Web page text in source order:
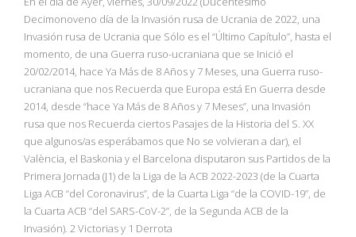
Decimonoveno día de la Invasión rusa de Ucrania de 2022, una
Invasión rusa de Ucrania que Sólo es el “Último Capítulo”, hasta el
momento, de una Guerra ruso-ucraniana que se Inició el
20/02/2014, hace Ya Más de 8 Años y 7 Meses, una Guerra ruso-
ucraniana que nos Recuerda que Europa está En Guerra desde
2014, desde “hace Ya Más de 8 Años y 7 Meses”, una Invasión
rusa que nos Recuerda ciertos Pasajes de la Historia del S. XX
que algunos/as esperábamos que No se volvieran a dar), el
València, el Baskonia y el Barcelona disputaron sus Partidos de la
Primera Jornada (J1) de la Liga de la ACB 2022-2023 (de la Cuarta
Liga ACB “del Coronavirus”, de la Cuarta Liga “de la COVID-19”, de
la Cuarta ACB “del SARS-CoV-2”, de la Segunda ACB de la
Invasión). 2 Victorias y 1 Derrota